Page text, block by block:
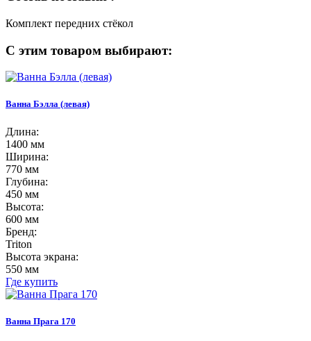
Комплект передних стёкол
С этим товаром выбирают:
Ванна Бэлла (левая)
Длина:
1400 мм
Ширина:
770 мм
Глубина:
450 мм
Высота:
600 мм
Бренд:
Triton
Высота экрана:
550 мм
Где купить
Ванна Прага 170